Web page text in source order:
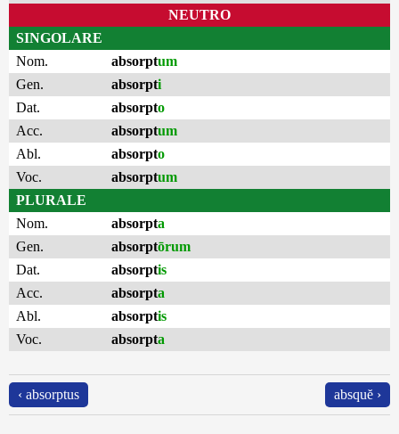
NEUTRO
SINGOLARE
Nom.
absorptum
Gen.
absorpti
Dat.
absorpto
Acc.
absorptum
Abl.
absorpto
Voc.
absorptum
PLURALE
Nom.
absorpta
Gen.
absorptōrum
Dat.
absorptis
Acc.
absorpta
Abl.
absorptis
Voc.
absorpta
‹ absorptus absquĕ ›